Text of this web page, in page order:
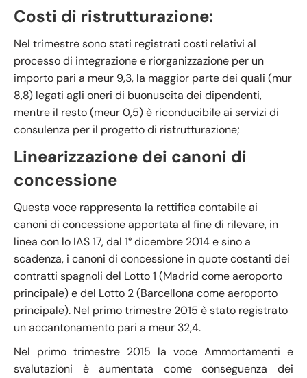
Costi di ristrutturazione:
Nel trimestre sono stati registrati costi relativi al
processo di integrazione e riorganizzazione per un
importo pari a meur 9,3, la maggior parte dei quali (mur
8,8) legati agli oneri di buonuscita dei dipendenti,
mentre il resto (meur 0,5) è riconducibile ai servizi di
consulenza per il progetto di ristrutturazione;
Linearizzazione dei canoni di
concessione
Questa voce rappresenta la rettifica contabile ai
canoni di concessione apportata al fine di rilevare, in
linea con lo IAS 17, dal 1° dicembre 2014 e sino a
scadenza, i canoni di concessione in quote costanti dei
contratti spagnoli del Lotto 1 (Madrid come aeroporto
principale) e del Lotto 2 (Barcellona come aeroporto
principale). Nel primo trimestre 2015 è stato registrato
un accantonamento pari a meur 32,4.
Nel primo trimestre 2015 la voce Ammortamenti e
svalutazioni è aumentata come conseguenza dei